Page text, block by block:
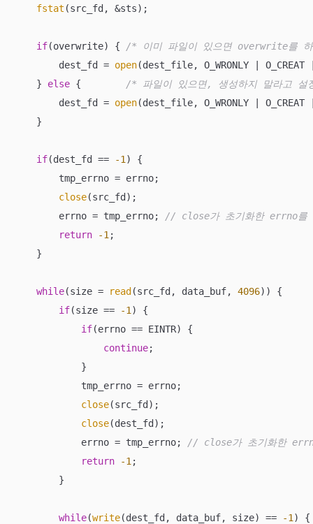
fstat (src_fd, &sts);
if(overwrite) {
/* 이미 파일이 있으면 overwrite를
        dest_fd =
open(dest_file, O_WRONLY |
    }
else {
/* 파일이 있으면, 생성하지 말라고
        dest_fd =
open(dest_file, O_WRONLY |
    }
if(dest_fd == -1 ) {
        tmp_errno = errno;
close(src_fd);
        errno = tmp_errno;
// close가 초기화한 errno를
return
-1 ;
    }
while(size = read (src_fd, data_buf, 4096)) {
if(size == -1 ) {
if(errno == EINTR) {
continue;
            }
            tmp_errno = errno;
close(src_fd);
close(dest_fd);
            errno = tmp_errno;
// close가 초기화한
return
-1 ;
        }
while(write(dest_fd, data_buf, size) == -1 ) {